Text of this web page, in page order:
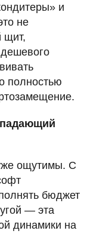
и
не
щит,
полностью
ощутимы. С
бюджет
— эта
динамики на